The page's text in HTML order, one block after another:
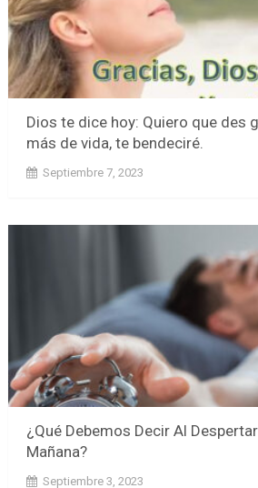
Dios te dice hoy: Quiero que des
más de vida, te bendeciré.
Septiembre 7, 2023
¿Qué Debemos Decir Al
Mañana?
Septiembre 3, 2023